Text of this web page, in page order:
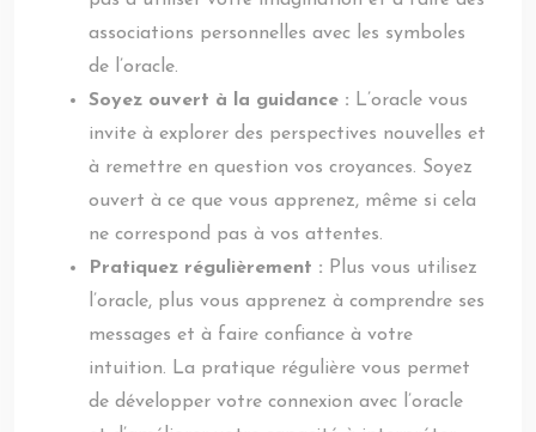
associations personnelles avec les symboles
de l’oracle.
Soyez ouvert à la guidance : L’oracle vous
invite à explorer des perspectives nouvelles et
à remettre en question vos croyances. Soyez
ouvert à ce que vous apprenez, même si cela
ne correspond pas à vos attentes.
Pratiquez régulièrement : Plus vous utilisez
l’oracle, plus vous apprenez à comprendre ses
messages et à faire confiance à votre
intuition. La pratique régulière vous permet
de développer votre connexion avec l’oracle